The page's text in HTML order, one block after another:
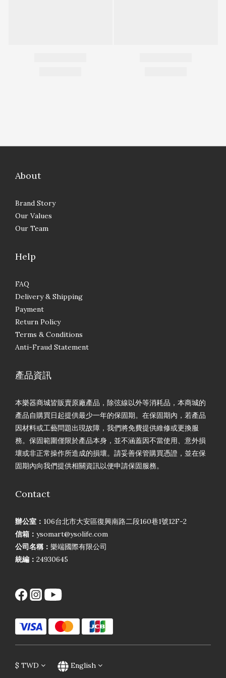
About
Brand Story
Our Values
Our Team
Help
FAQ
Delivery & Shipping
Payment
Return Policy
Terms & Conditions
Anti-Fraud Statement
產品資訊
本樂器商城皆販賣原廠產品，除弦線以外等消耗品，本商城的
產品自購買日起提供最少一年的保固期。在保固期內，若產品
因材料或工藝問題出現故障，我們將免費提供維修或更換服
務。保固範圍僅限於產品本身，並不涵蓋因不當使用、意外損
壞或非正常操作所造成的損壞。請妥善保管購買憑證，並在保
固期內向我們提供相關資訊以便申請保固服務。
Contact
辦公室： 106台北市大安區復興南路二段160巷1號12F-2
信箱： ysomart@ysolife.com
公司名稱： 樂端國際有限公司
統編： 24930645
$ TWD English